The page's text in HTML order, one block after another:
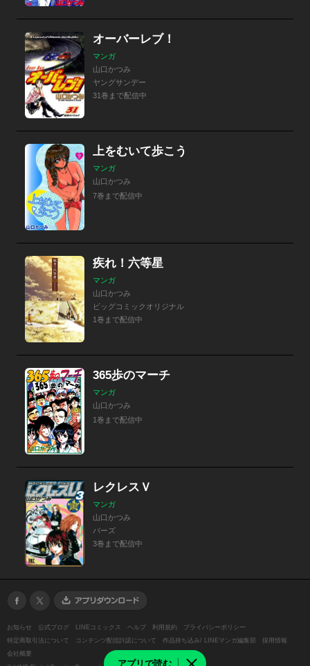
アプリで読む
オーバーレブ！
マンガ
山口かつみ
ヤングサンデー
31巻まで配信中
上をむいて歩こう
マンガ
山口かつみ
7巻まで配信中
疾れ！六等星
マンガ
山口かつみ
ビッグコミックオリジナル
1巻まで配信中
365歩のマーチ
マンガ
山口かつみ
1巻まで配信中
レクレスＶ
マンガ
山口かつみ
バーズ
3巻まで配信中
お知らせ 公式ブログ LINEコミックス ヘルプ 利用規約
プライバシーポリシー
特定商取引法について
コンテンツ配信許諾について 作品持ち込み/ LINEマンガ編集部
採用情報
会社概要